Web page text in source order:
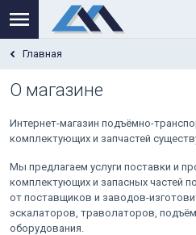
Главная
О магазине
Интернет-магазин подъёмно-
комплектующих и запчастей
Мы предлагаем услуги поставки и
комплектующих и запасных частей
от поставщиков и заводов-
эскалаторов, траволаторов,
оборудования.